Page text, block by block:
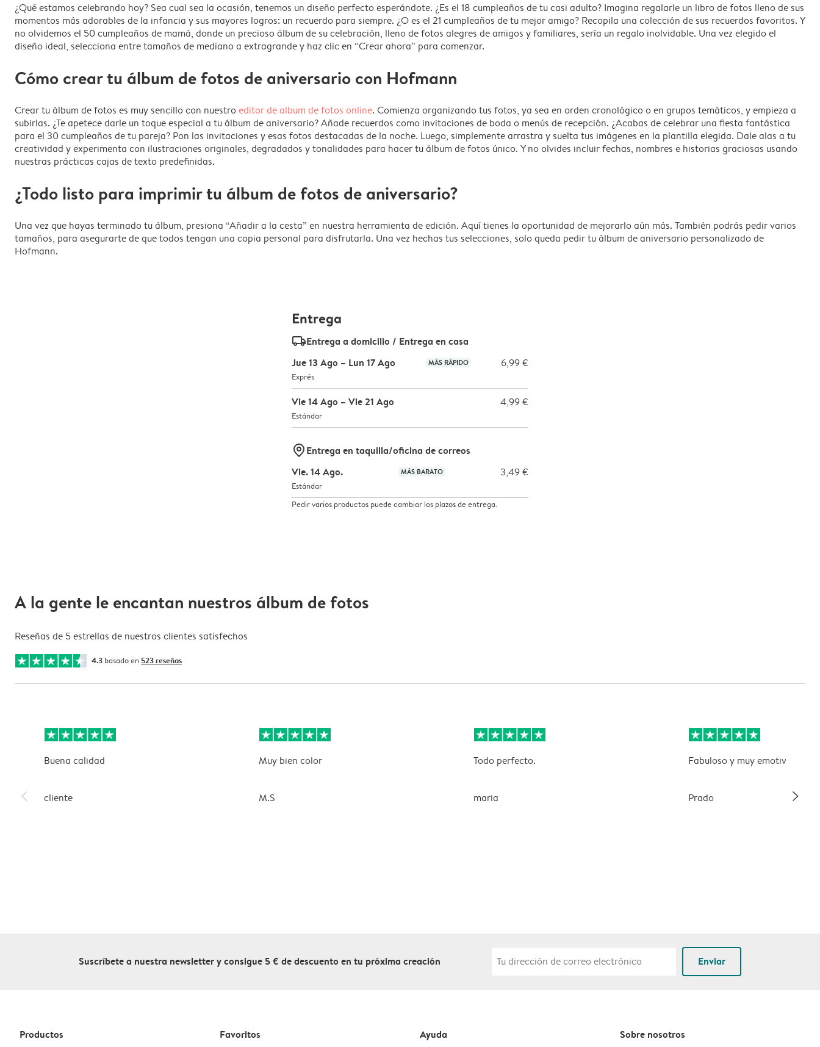
¿Qué estamos celebrando hoy? Sea cual sea la ocasión, tenemos un diseño perfecto esperándote. ¿Es el 18 cumpleaños de tu casi adulto? Imagina regalarle un libro de fotos lleno de sus
momentos más adorables de la infancia y sus mayores logros: un recuerdo para siempre. ¿O es el 21 cumpleaños de tu mejor amigo? Recopila una colección de sus recuerdos favoritos. Y
no olvidemos el 50 cumpleaños de mamá, donde un precioso álbum de su celebración, lleno de fotos alegres de amigos y familiares, sería un regalo inolvidable. Una vez elegido el
diseño ideal, selecciona entre tamaños de mediano a extragrande y haz clic en “Crear ahora” para comenzar.
Cómo crear tu álbum de fotos de aniversario con Hofmann
Crear tu álbum de fotos es muy sencillo con nuestroeditor de album de fotos online. Comienza organizando tus fotos, ya sea en orden cronológico o en grupos temáticos, y empieza a
subirlas. ¿Te apetece darle un toque especial a tu álbum de aniversario? Añade recuerdos como invitaciones de boda o menús de recepción. ¿Acabas de celebrar una fiesta fantástica
para el 30 cumpleaños de tu pareja? Pon las invitaciones y esas fotos destacadas de la noche. Luego, simplemente arrastra y suelta tus imágenes en la plantilla elegida. Dale alas a tu
creatividad y experimenta con ilustraciones originales, degradados y tonalidades para hacer tu álbum de fotos único. Y no olvides incluir fechas, nombres e historias graciosas usando
nuestras prácticas cajas de texto predefinidas.
¿Todo listo para imprimir tu álbum de fotos de aniversario?
Una vez que hayas terminado tu álbum, presiona “Añadir a la cesta” en nuestra herramienta de edición. Aquí tienes la oportunidad de mejorarlo aún más. También podrás pedir varios
tamaños, para asegurarte de que todos tengan una copia personal para disfrutarla. Una vez hechas tus selecciones, solo queda pedir tu álbum de aniversario personalizado de
Hofmann.
Entrega
delivery_standard_v2Entrega a domicilio / Entrega en casa
Jue 13 Ago – Lun 17 Ago
MÁS RÁPIDO 6,99 €
Exprés
Vie 14 Ago – Vie 21 Ago 4,99 €
Estándar
marker-pinEntrega en taquilla/oficina de correos
Vie. 14 Ago.
MÁS BARATO 3,49 €
Estándar
Pedir varios productos puede cambiar los plazos de entrega.
A la gente le encantan nuestros álbum de fotos
Reseñas de 5 estrellas de nuestros clientes satisfechos
4.3 basado en 523 reseñas
slim_arrow_left
Buena calidad
cliente
Muy bien color
M.S
Todo perfecto.
maria
Fabuloso y muy emotivo
Prado slim_arrow_right
Suscríbete a nuestra newsletter y consigue 5 € de descuento en tu próxima creación Enviar
Productos Favoritos Ayuda Sobre nosotros